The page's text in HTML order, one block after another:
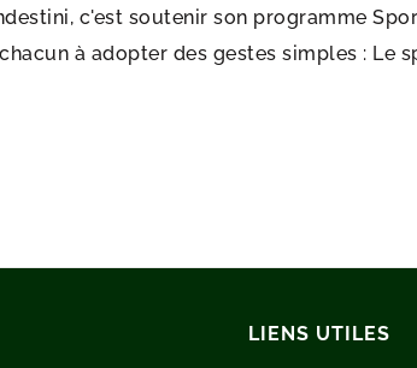
c'est soutenir son programme
à adopter des gestes simples : Le
LIENS UTILES